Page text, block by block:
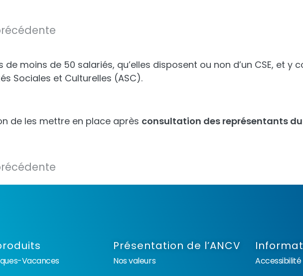
moins de 50 salariés, qu’elles disposent ou non d’un CSE, et y
Sociales et Culturelles (ASC).
de les mettre en place après consultation des représentants
Vacances
Présentation de l’ANCV
Nos valeurs